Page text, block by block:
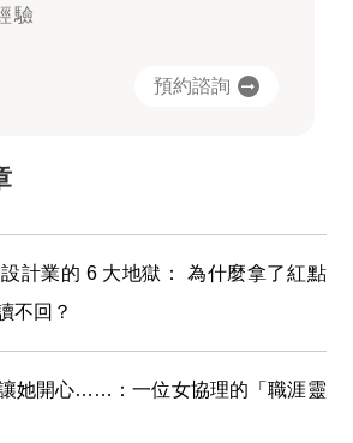
驗
預約諮詢
計業的 6 大地獄： 為什麼拿了紅點
不回？
讓她開心……：一位女協理的「職涯靈